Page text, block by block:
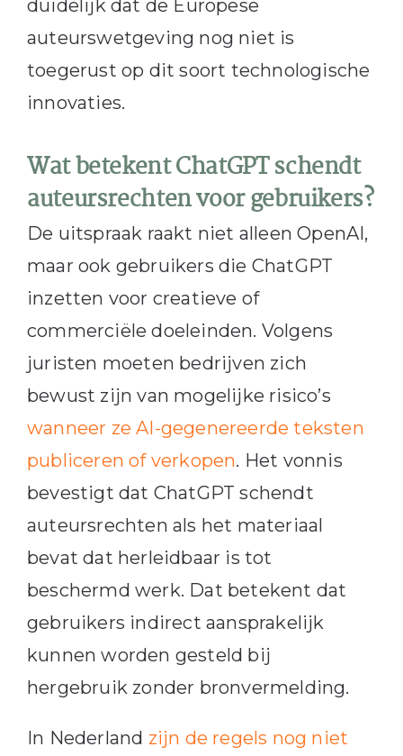
duidelijk dat de Europese
auteurswetgeving nog niet is
toegerust op dit soort technologische
innovaties.
Wat betekent ChatGPT schendt
auteursrechten voor gebruikers?
De uitspraak raakt niet alleen OpenAI,
maar ook gebruikers die ChatGPT
inzetten voor creatieve of
commerciële doeleinden. Volgens
juristen moeten bedrijven zich
bewust zijn van mogelijke risico’s
wanneer ze AI-gegenereerde teksten
publiceren of verkopen. Het vonnis
bevestigt dat ChatGPT schendt
auteursrechten als het materiaal
bevat dat herleidbaar is tot
beschermd werk. Dat betekent dat
gebruikers indirect aansprakelijk
kunnen worden gesteld bij
hergebruik zonder bronvermelding.
In Nederland zijn de regels nog niet